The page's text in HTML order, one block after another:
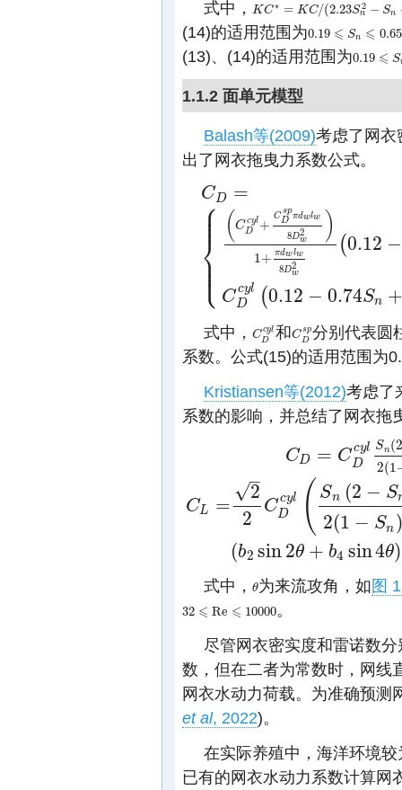
式中， KC ∗ = KC/(2.23S2
n − Sn
KC∗= KC/(2.23Sn2−Sn+0.282 )
(14)的适用范围为0.19 ⩽ Sn ⩽
0.19⩽S n⩽
(13)、(14)的适用范围为0.19 ⩽ S
0.19⩽S n
1.1.2 面单元模型
Balash等(2009)考虑了网衣
出了网衣拖曳力系数公式。
CD =
⎧
⎩
⎨
⎪
⎪
⎪
⎪
⎪⎪
(C cyl
D
+
C
sp
D
πdwlw
8D2
w )
1+ πdwlw
8D2
w
(0.12 −
Ccyl
D
(0.12 − 0.74Sn
D (CDcyl+CDspπdwlw8D w 2)1+πd wlw
式中， C cyl
D
CDcyl
和C sp
D
CDsp
分别代表圆
系数。公式(15)的适用范围为
Kristiansen等(2012)考虑了
系数的影响，并总结了网衣拖
CD = Ccyl
D
Sn (
2(1
CD=C Dcy Sn 2− n)2(1
CL =
2
–
√
2
C cyl
D
( Sn (2 − S
2(1 − Sn )
(b2 sin 2θ + b4 sin4θ)
l(S −S 1 Sn)2− Sn 2−S )
式中， θ
θ为来流攻角，如图
32 ⩽ Re ⩽ 10000
32 ⩽Re⩽ 10000
。
尽管网衣密实度和雷诺数
数，但在二者为常数时，网线
网衣水动力荷载。为准确预测
et al, 2022)。
在实际养殖中，海洋环境
已有的网衣水动力系数计算网